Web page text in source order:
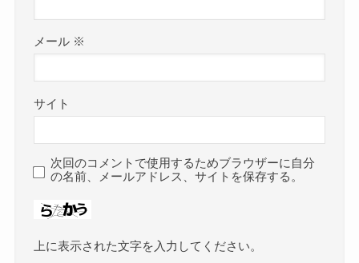
メール ※
サイト
次回のコメントで使用するためブラウザーに自分
の名前、メールアドレス、サイトを保存する。
上に表示された文字を入力してください。